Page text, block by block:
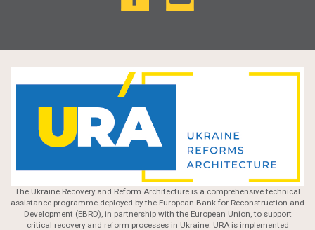
The Ukraine Recovery and Reform Architecture is a comprehensive technical
assistance programme deployed by the European Bank for Reconstruction and
Development (EBRD), in partnership with the European Union, to support
critical recovery and reform processes in Ukraine. URA is implemented